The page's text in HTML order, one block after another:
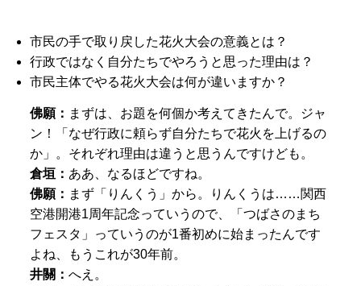
市民の手で取り戻した花火大会の意義とは？
行政ではなく自分たちでやろうと思った理由は？
市民主体でやる花火大会は何が違いますか？
佛願： まずは、お題を何個か考えてきたんで。ジャ
ン！「なぜ行政に頼らず自分たちで花火を上げるの
か」。それぞれ理由は違うと思うんですけども。
倉垣： ああ、なるほどですね。
佛願： まず「りんくう」から。りんくうは……関西
空港開港1周年記念っていうので、「つばさのまち
フェスタ」っていうのが1番初めに始まったんです
よね、もうこれが30年前。
井關：へえ。